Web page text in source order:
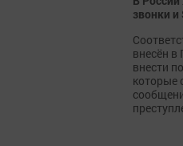
звонки и
внесён
внести
которые